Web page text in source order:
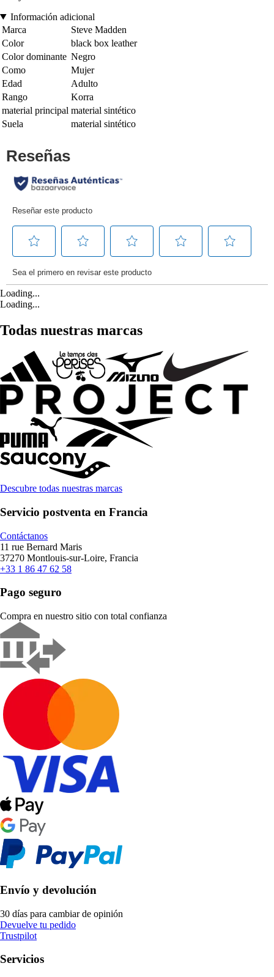
Información adicional
Marca
Steve Madden
Color
black box leather
Color dominante Negro
Como
Mujer
Edad
Adulto
Rango
Korra
material principal material sintético
Suela
material sintético
Loading...
Loading...
Todas nuestras marcas
Descubre todas nuestras marcas
Servicio postventa en Francia
Contáctanos
11 rue Bernard Maris
37270 Montlouis-sur-Loire, Francia
+33 1 86 47 62 58
Pago seguro
Compra en nuestro sitio con total confianza
Envío y devolución
30 días para cambiar de opinión
Devuelve tu pedido
Trustpilot
Servicios